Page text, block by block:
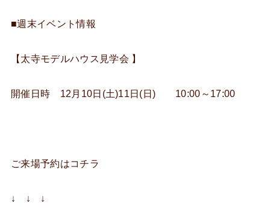
■週末イベント情報
【太寺モデルハウス見学会 】
開催日時 12月10日(土)11日(日) 10:00～17:00
ご来場予約はコチラ
↓ ↓ ↓